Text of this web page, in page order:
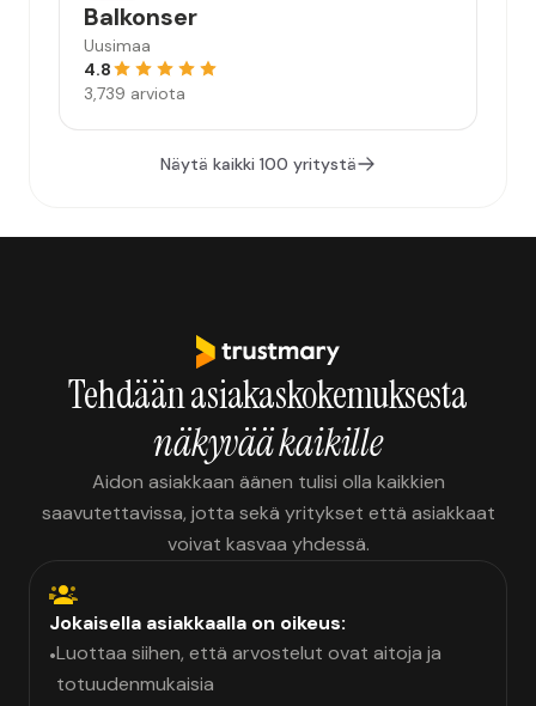
Balkonser
Uusimaa
4.8
3,739 arviota
Näytä kaikki 100 yritystä
Tehdään asiakaskokemuksesta
näkyvää kaikille
Aidon asiakkaan äänen tulisi olla kaikkien
saavutettavissa, jotta sekä yritykset että asiakkaat
voivat kasvaa yhdessä.
Jokaisella asiakkaalla on oikeus:
•Luottaa siihen, että arvostelut ovat aitoja ja
totuudenmukaisia